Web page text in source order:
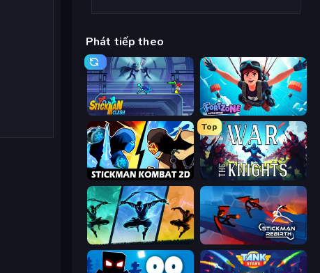
Phát tiếp theo
Stickman Clash Fortzone Battle Royale
Stickman Kombat 2D
Top
War the Knights
Shadow Ninja Revenge Stickman Rebirth